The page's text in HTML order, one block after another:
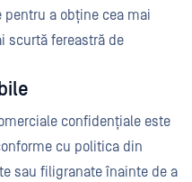
a obține cea mai
scurtă fereastră de
confidențiale este
cu politica din
sau filigranate înainte de a